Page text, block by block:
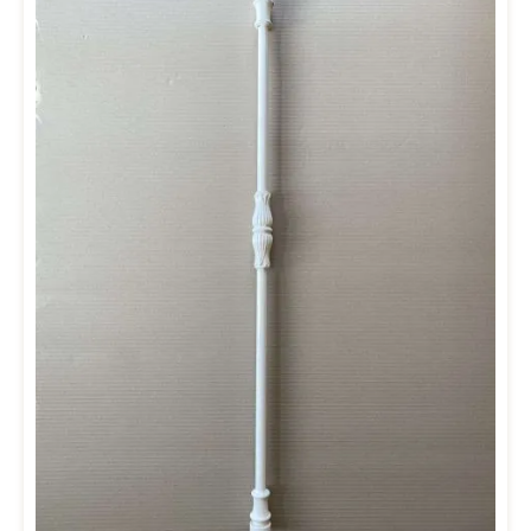
mmMontage: Vertikale BefestigungMontagelöcher: unten
Innengewinde M12Sollten Sie bereits einen historsichen
ausgebautes Original von dem wir abgießen können. Bitte
kontaktieren Sie uns hierfür per Email (office@drab.at) und senden